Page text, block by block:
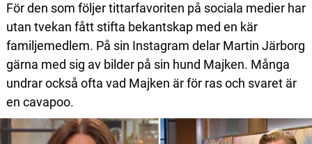
För den som följer tittarfavoriten på sociala medier har
utan tvekan fått stifta bekantskap med en kär
familjemedlem. På sin Instagram delar Martin Järborg
gärna med sig av bilder på sin hund Majken. Många
undrar också ofta vad Majken är för ras och svaret är
en cavapoo.